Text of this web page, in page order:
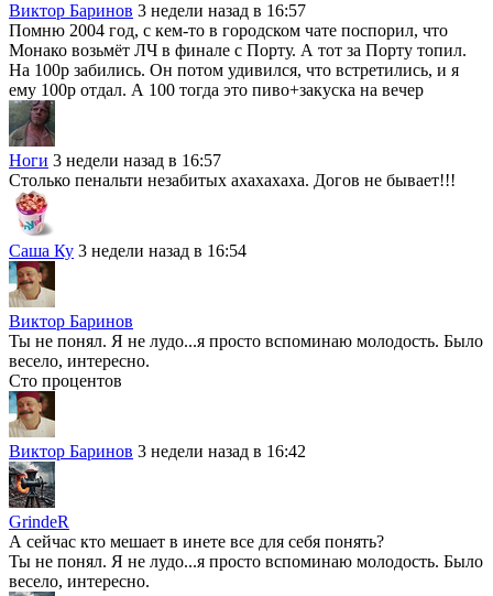
Виктор Баринов 3 недели назад в 16:57
Помню 2004 год, с кем-то в городском чате поспорил, что
Монако возьмёт ЛЧ в финале с Порту. А тот за Порту топил.
На 100р забились. Он потом удивился, что встретились, и я
ему 100р отдал. А 100 тогда это пиво+закуска на вечер
Ноги 3 недели назад в 16:57
Столько пенальти незабитых ахахахаха. Догов не бывает!!!
Саша Ку 3 недели назад в 16:54
Виктор Баринов
Ты не понял. Я не лудо...я просто вспоминаю молодость. Было
весело, интересно.
Сто процентов
Виктор Баринов 3 недели назад в 16:42
GrindeR
А сейчас кто мешает в инете все для себя понять?
Ты не понял. Я не лудо...я просто вспоминаю молодость. Было
весело, интересно.